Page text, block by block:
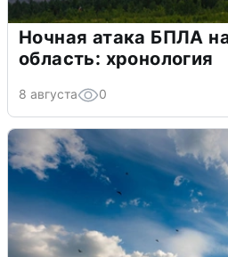
Ночная атака БПЛА
область: хронология
8 августа 0